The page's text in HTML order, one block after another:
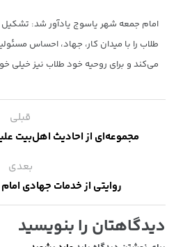
امام جمعه شهر یاسوج یادآور شد: تشکیل
طلاب را با میدان کار، جهاد، احساس
می‌کند و برای روحیه‌ خود طلاب نیز خیلی
قبلی
مجموعه‌ای از احادیث اهل‌بیت
بعدی
روایتی از خدمات جهادی امام
دیدگاهتان را بنویسید